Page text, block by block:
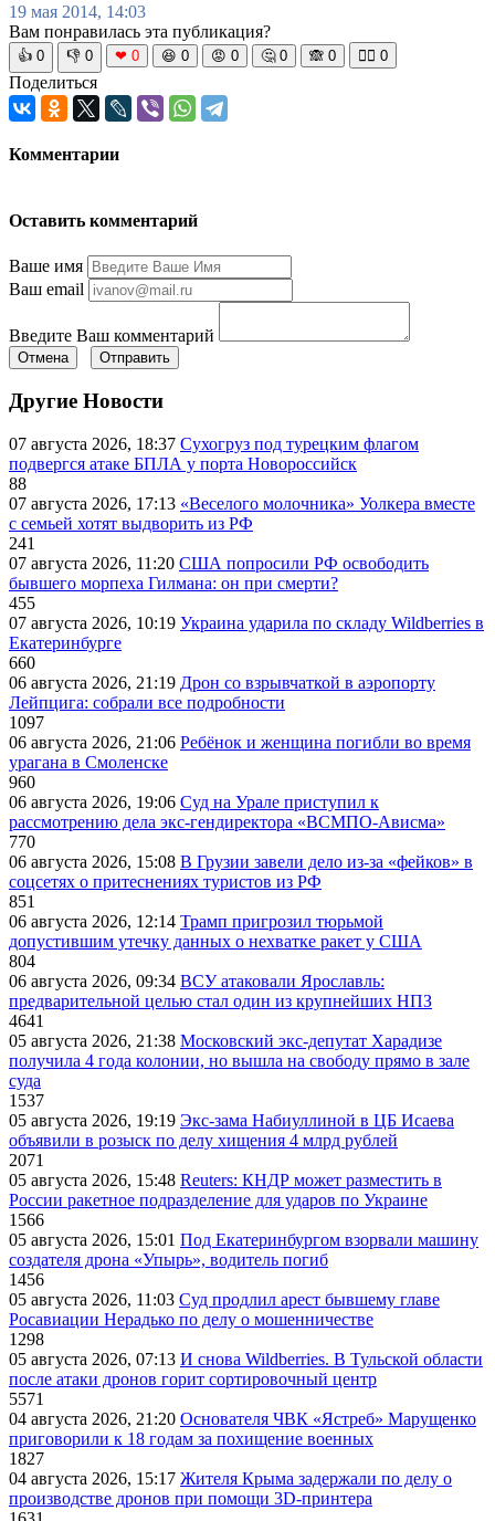
19 мая 2014, 14:03
Вам понравилась эта публикация?
👍 0 👎 0 ❤ 0 😆 0 😡 0 🤔 0 🙈 0 🧘‍♀️ 0
Поделиться
Комментарии
Оставить комментарий
Ваше имя
Ваш email
Введите Ваш комментарий
Отмена Отправить
Другие Новости
07 августа 2026, 18:37 Сухогруз под турецким флагом
подвергся атаке БПЛА у порта Новороссийск
88
07 августа 2026, 17:13 «Веселого молочника» Уолкера вместе
с семьей хотят выдворить из РФ
241
07 августа 2026, 11:20 США попросили РФ освободить
бывшего морпеха Гилмана: он при смерти?
455
07 августа 2026, 10:19 Украина ударила по складу Wildberries в
Екатеринбурге
660
06 августа 2026, 21:19 Дрон со взрывчаткой в аэропорту
Лейпцига: собрали все подробности
1097
06 августа 2026, 21:06 Ребёнок и женщина погибли во время
урагана в Смоленске
960
06 августа 2026, 19:06 Суд на Урале приступил к
рассмотрению дела экс-гендиректора «ВСМПО-Ависма»
770
06 августа 2026, 15:08 В Грузии завели дело из-за «фейков» в
соцсетях о притеснениях туристов из РФ
851
06 августа 2026, 12:14 Трамп пригрозил тюрьмой
допустившим утечку данных о нехватке ракет у США
804
06 августа 2026, 09:34 ВСУ атаковали Ярославль:
предварительной целью стал один из крупнейших НПЗ
4641
05 августа 2026, 21:38 Московский экс-депутат Харадизе
получила 4 года колонии, но вышла на свободу прямо в зале
суда
1537
05 августа 2026, 19:19 Экс-зама Набиуллиной в ЦБ Исаева
объявили в розыск по делу хищения 4 млрд рублей
2071
05 августа 2026, 15:48 Reuters: КНДР может разместить в
России ракетное подразделение для ударов по Украине
1566
05 августа 2026, 15:01 Под Екатеринбургом взорвали машину
создателя дрона «Упырь», водитель погиб
1456
05 августа 2026, 11:03 Суд продлил арест бывшему главе
Росавиации Нерадько по делу о мошенничестве
1298
05 августа 2026, 07:13 И снова Wildberries. В Тульской области
после атаки дронов горит сортировочный центр
5571
04 августа 2026, 21:20 Основателя ЧВК «Ястреб» Марущенко
приговорили к 18 годам за похищение военных
1827
04 августа 2026, 15:17 Жителя Крыма задержали по делу о
производстве дронов при помощи 3D‑принтера